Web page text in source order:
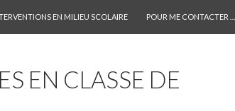
EN MILIEU SCOLAIRE
POUR ME CONTACTER …
EN CLASSE DE